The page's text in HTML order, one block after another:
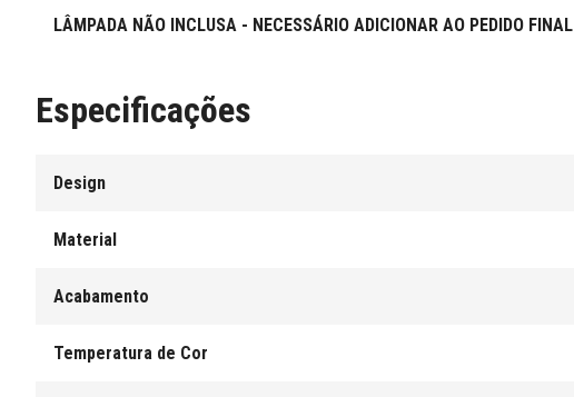
LÂMPADA NÃO INCLUSA - NECESSÁRIO ADICIONAR AO PEDIDO FINAL
Especificações
Design
Material
Acabamento
Temperatura de Cor